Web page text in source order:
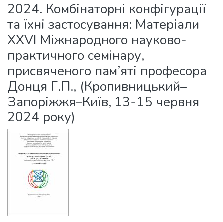
2024. Комбінаторні конфігурації
та їхні застосування: Матеріали
XXVI Міжнародного науково-
практичного семінару,
присвяченого пам’яті професора
Донця Г.П., (Кропивницький–
Запоріжжя–Київ, 13-15 червня
2024 року)